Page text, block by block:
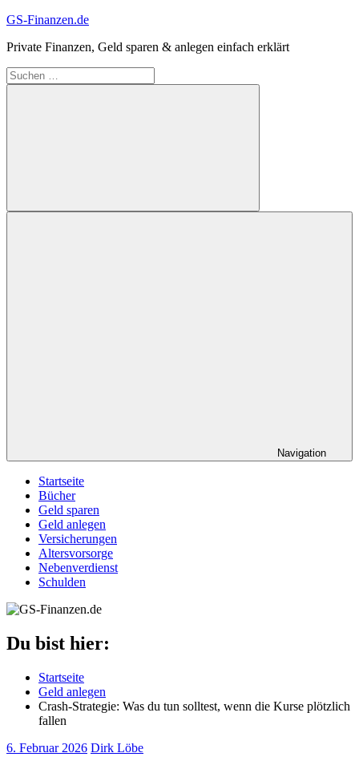
Zum
springen
GS-Finanzen.de
Private Finanzen, Geld sparen & anlegen einfach erklärt
Suchen
nach:
Suchen
Navigation
Startseite
Bücher
Geld sparen
Geld anlegen
Versicherungen
Altersvorsorge
Nebenverdienst
Schulden
Du bist hier:
Startseite
Geld anlegen
Crash-Strategie: Was du tun solltest, wenn die Kurse plötzlich
fallen
6. Februar 2026 Dirk Löbe